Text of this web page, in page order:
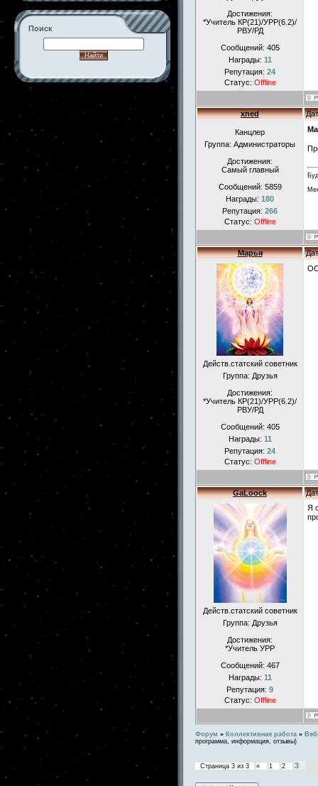
Поиск
Достижения:
*Учитель КР(21)/УРР(6.2)/
РВУ/РД
Сообщений: 405
Награды: 11
Репутация: 24
Статус: Offline
xned
Канцлер
Группа: Администраторы
Достижения:
Самый главный
Сообщений: 5859
Награды: 180
Репутация: 266
Статус: Offline
Марья
Действ.статский советник
Группа: Друзья
Достижения:
*Учитель КР(21)/УРР(6.2)/
РВУ/РД
Сообщений: 405
Награды: 11
Репутация: 24
Статус: Offline
GaLoock
Действ.статский советник
Группа: Друзья
Достижения:
*Учитель УРР
Сообщений: 467
Награды: 11
Репутация: 9
Статус: Offline
Я
Форум » Коллективная работа »
программа, информация, отзывы)
Страница 3 из 3 « 1 2 3